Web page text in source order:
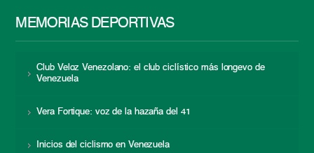
MEMORIAS DEPORTIVAS
Club Veloz Venezolano: el club ciclístico más longevo de
Venezuela
Vera Fortique: voz de la hazaña del 41
Inicios del ciclismo en Venezuela